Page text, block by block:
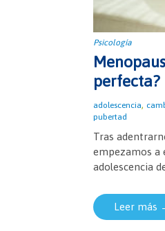
Psicología
perfecta?
adolescencia,
pubertad
Tras
empezamos a
adolescencia
Leer más